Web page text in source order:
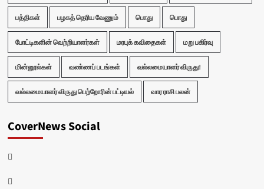
பத்திகள் பழகத் தெரிய வேணும் பொது பொது
போட்டிகளின் வெற்றியாளர்கள் மரபுக் கவிதைகள் மறு பகிர்வு
மின்னூல்கள் வண்ணப் படங்கள் வல்லமையாளர் விருது!
வல்லமையாளர் விருது பெற்றோரின் பட்டியல் வார ராசி பலன்
CoverNews Social
Facebook
Twitter